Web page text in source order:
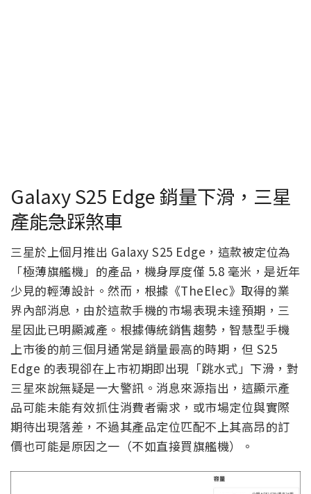
Galaxy S25 Edge 銷量下滑，三星
產能急踩煞車
三星於上個月推出 Galaxy S25 Edge，這款被定位為
「極薄旗艦機」的產品，機身厚度僅 5.8 毫米，是近年
少見的輕薄設計。然而，根據《TheElec》取得的業
界內部消息，由於這款手機的市場表現未達預期，三
星因此已明顯減產。根據傳統銷售趨勢，智慧型手機
上市後的前三個月通常是銷量最高的時期，但 S25
Edge 的表現卻在上市初期即出現「跳水式」下滑，對
三星來說無疑是一大警訊。消息來源指出，這顯示產
品可能未能有效抓住消費者需求，或市場定位與實際
期待出現落差，不過其產品定位匹配不上其高昂的訂
價也可能是原因之一（不如直接買旗艦機）。